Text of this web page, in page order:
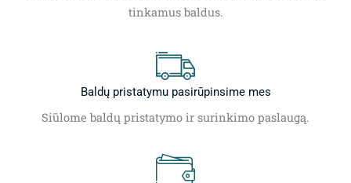
tinkamus baldus.
Baldų pristatymu pasirūpinsime mes
Siūlome baldų pristatymo ir surinkimo paslaugą.